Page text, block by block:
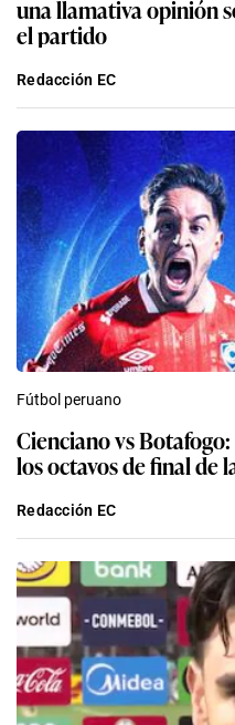
una llamativa opinión
el partido
Redacción EC
Fútbol peruano
Cienciano vs
los octavos de final de
Redacción EC